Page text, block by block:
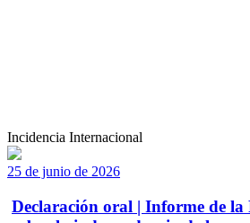
Incidencia Internacional
25 de junio de 2026
Declaración oral | Informe de la